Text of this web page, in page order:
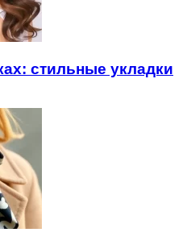
стильные укладки